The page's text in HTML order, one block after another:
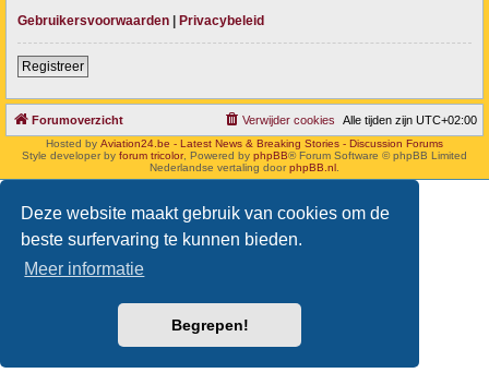
Deze website maakt gebruik van cookies om de
beste surfervaring te kunnen bieden.
Meer informatie
Begrepen!
Gebruikersvoorwaarden
Privacybeleid
Registreer
Forumoverzicht Alle tijden zijn UTC+02:00
Verwijder cookies
Hosted by Aviation24.be - Latest News & Breaking Stories - Discussion Forums
Style developer by forum tricolor, Powered by phpBB® Forum Software © phpBB Limited
Nederlandse vertaling doorphpBB.nl.